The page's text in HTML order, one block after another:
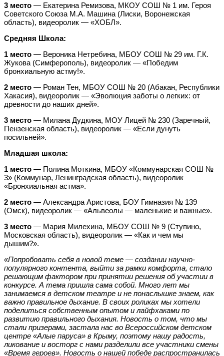
3 место — Екатерина Ремизова, МКОУ СОШ № 1 им. Героя
Советского Союза М.А. Машина (Лиски, Воронежская
область), видеоролик — «ХОБЛ».
Средняя Школа:
1 место — Вероника Нетребина, МБОУ СОШ № 29 им. Г.К.
Жукова (Симферополь), видеоролик — «Победим
бронхиальную астму!».
2 место — Роман Тен, МБОУ СОШ № 20 (Абакан, Республики
Хакасия), видеоролик — «Эволюция заботы о легких: от
древности до наших дней».
3 место — Милана Дудкина, МОУ Лицей № 230 (Заречный,
Пензенская область), видеоролик — «Если дунуть
посильней».
Младшая школа:
1 место — Полина Моткина, МБОУ «Коммунарская СОШ №
3» (Коммунар, Ленинградская область), видеоролик —
«Бронхиальная астма».
2 место — Александра Аристова, БОУ Гимназия № 139
(Омск), видеоролик — «Альвеолы — маленькие и важные».
3 место — Мария Милехина, МБОУ СОШ № 9 (Ступино,
Московская область), видеоролик — «Как и чем мы
дышим?».
«Попробовать себя в новой теме — создании научно-
популярного контента, выйти за рамки комфорта, стало
решающим фактором при принятии решения об участии в
конкурсе. А тема пришла сама собой. Много лет мы
занимаемся в детском театре и не понаслышке знаем, как
важно правильное дыхание. В своих роликах мы хотели
поделиться собственным опытом и лайфхаками по
развитию правильного дыхания. Новость о том, что мы
стали призерами, застала нас во Всероссийском детском
центре «Алые паруса» в Крыму, поэтому нашу радость,
ликование и восторг с нами разделили все участники смены
«Время героев». Новость о нашей победе распространилась